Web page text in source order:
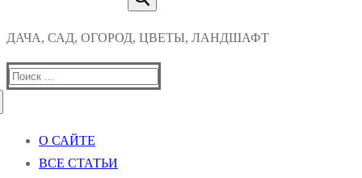
ДАЧА, САД, ОГОРОД, ЦВЕТЫ, ЛАНДШАФТ
Найти:
О САЙТЕ
ВСЕ СТАТЬИ